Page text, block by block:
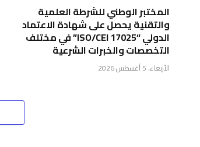
المختبر الوطني للشرطة العلمية
والتقنية يحصل على شهادة الاعتماد
الدولي “ISO/CEI 17025” في مختلف
التخصصات والخبرات الشرعية
الأربعاء، 5 أغسطس 2026